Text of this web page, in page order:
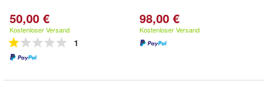
50,00 €
Kostenloser Versand
1
98,00 €
Kostenloser Versand